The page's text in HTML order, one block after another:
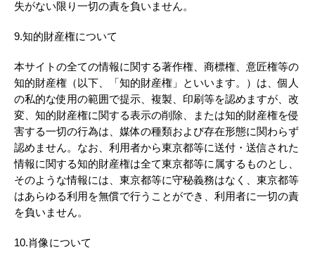
失がない限り一切の責を負いません。
9.知的財産権について
本サイトの全ての情報に関する著作権、商標権、意匠権等の
知的財産権（以下、「知的財産権」といいます。）は、個人
の私的な使用の範囲で提示、複製、印刷等を認めますが、改
変、知的財産権に関する表示の削除、または知的財産権を侵
害する一切の行為は、媒体の種類および存在形態に関わらず
認めません。なお、利用者から東京都等に送付・送信された
情報に関する知的財産権は全て東京都等に属するものとし、
そのような情報には、東京都等に守秘義務はなく、東京都等
はあらゆる利用を無償で行うことができ、利用者に一切の責
を負いません。
10.肖像について